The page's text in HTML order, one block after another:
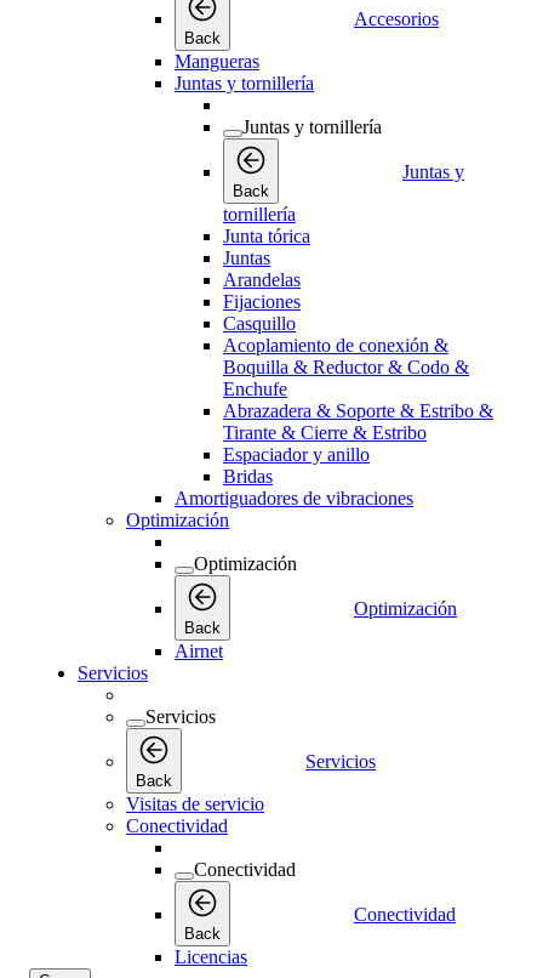
Back
Accesorios
Mangueras
Juntas y tornillería
Juntas y tornillería
Back
Juntas y
tornillería
Junta tórica
Juntas
Arandelas
Fijaciones
Casquillo
Acoplamiento de conexión &
Boquilla & Reductor & Codo &
Enchufe
Abrazadera & Soporte & Estribo &
Tirante & Cierre & Estribo
Espaciador y anillo
Bridas
Amortiguadores de vibraciones
Optimización
Optimización
Back
Optimización
Airnet
Servicios
Servicios
Back
Servicios
Visitas de servicio
Conectividad
Conectividad
Back
Conectividad
Licencias